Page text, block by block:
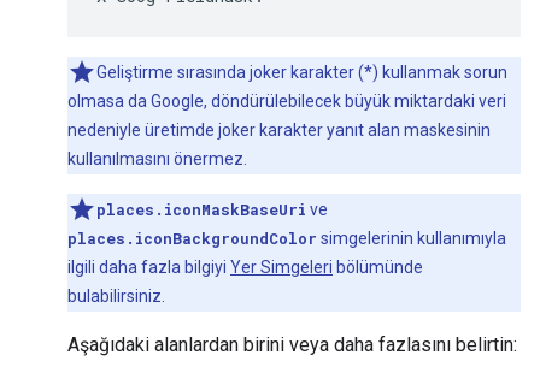
Geliştirme sırasında joker karakter (*) kullanmak sorun
olmasa da Google, döndürülebilecek büyük miktardaki veri
nedeniyle üretimde joker karakter yanıt alan maskesinin
kullanılmasını önermez.
places.iconMaskBaseUri ve
places.iconBackgroundColor simgelerinin kullanımıyla
ilgili daha fazla bilgiyi Yer Simgeleri bölümünde
bulabilirsiniz.
Aşağıdaki alanlardan birini veya daha fazlasını belirtin: